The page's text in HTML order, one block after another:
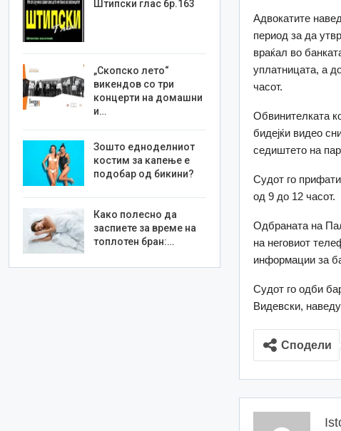
Адвокатите
период за да
враќал во
уплатницата, а
часот.
Обвинителката
бидејќи видео
седиштето на
Судот го
од 9 до 12 часот.
Одбраната на
на неговиот
информации за
Судот го одби
Видевски,
Сподели
Штипски глас бр.163
„Скопско лето“
викендов со три
концерти на домашни
и…
Зошто едноделниот
костим за капење е
подобар од бикини?
Како полесно да
заспиете за време на
топлотен бран:…